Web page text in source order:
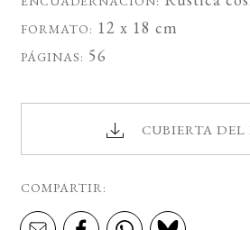
FORMATO: 12 x 18 cm
PÁGINAS: 56
CUBIERTA DEL
COMPARTIR: